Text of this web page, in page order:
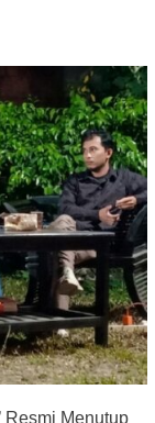
Resmi Menutup